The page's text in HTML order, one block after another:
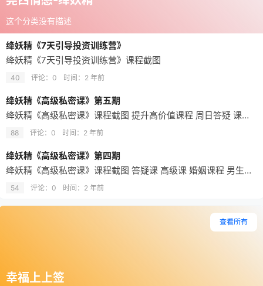
这个分类没有描述
绛妖精《7天引导投资训练营》
绛妖精《7天引导投资训练营》课程截图
40 评论：0 时间： 2 年前
绛妖精《高级私密课》第五期
绛妖精《高级私密课》课程截图 提升高价值课程 周日答疑 课程表
88 评论：0 时间： 2 年前
绛妖精《高级私密课》第四期
绛妖精《高级私密课》课程截图 答疑课 高级课 婚姻课程 男生课程 挽回课程 主题课程 课程表
54 评论：0 时间： 2 年前
幸福上上签
查看所有